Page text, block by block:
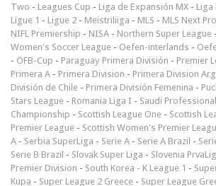
Two - Leagues Cup - Liga de Expansión MX - Liga
Ligue 1 - Ligue 2 - Meistriliiga - MLS - MLS Next Pro
NIFL Premiership - NISA - Northern Super League -
Women's Soccer League - Oefen-interlands -
- ÖFB-Cup - Paraguay Primera División - Premier
Primera A - Primera Division - Primera Division
División de Chile - Primera División Femenina -
Stars League - Romania Liga I - Saudi
Championship - Scottish League One - Scottish
Premier League - Scottish Women's Premier
A - Serbia SuperLiga - Serie A - Serie A Brazil -
Serie B Brazil - Slovak Super Liga - Slovenia
Premier Division - South Korea - K League 1 -
Kupa - Super League 2 Greece - Super League